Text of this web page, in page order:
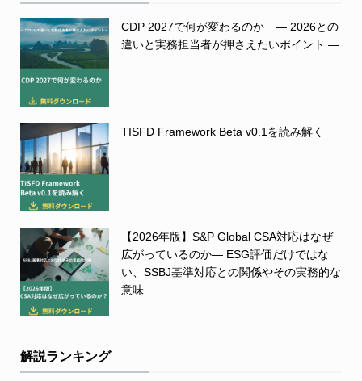
CDP 2027で何が変わるのか ― 2026との
違いと実務担当者が押さえたいポイント ―
TISFD Framework Beta v0.1を読み解く
【2026年版】S&P Global CSA対応はなぜ
広がっているのか― ESG評価だけではな
い、SSBJ基準対応との関係やその実務的な
意味 ―
解説ランキング